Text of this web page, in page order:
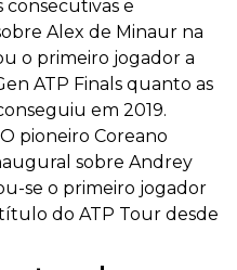
e
Alex de Minaur na
o primeiro jogador a
ATP Finals quanto as
em 2019.
pioneiro Coreano
sobre Andrey
se o primeiro jogador
do ATP Tour desde